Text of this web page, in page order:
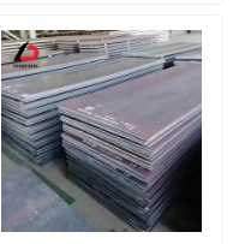
przemysłu